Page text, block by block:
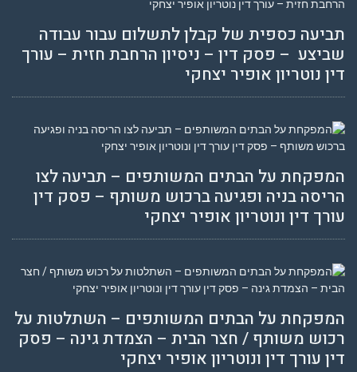
תביעה כספית של קבלן לתשלום עבור עבודה
שביצע – פסק דין – ניסיון הרחבת חזית – עורך
דין נוטריון אופיר יצחקי
המפקחת על הבתים המשותפים – תביעה לצו
הריסה בניה ופגיעה ברכוש משותף – פסק דין
עורך דין ונוטריון אופיר יצחקי
המפקחת על הבתים המשותפים – השתלטות על
רכוש משותף / חצר הבית – הצמדת גינה – פסק
דין עורך דין ונוטריון אופיר יצחקי